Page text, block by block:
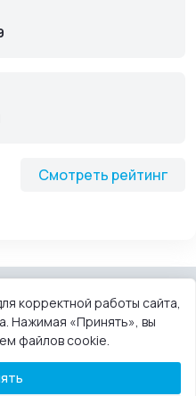
Смотреть рейтинг
СОГЛАШЕНИЕ
корректной работы сайта,
Нажимая «Принять», вы
файлов cookie.